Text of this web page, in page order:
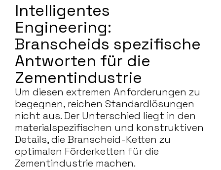
Intelligentes
Engineering:
Branscheids spezifische
Antworten für die
Zementindustrie
Um diesen extremen Anforderungen zu
begegnen, reichen Standardlösungen
nicht aus. Der Unterschied liegt in den
materialspezifischen und konstruktiven
Details, die Branscheid-Ketten zu
optimalen Förderketten für die
Zementindustrie machen.